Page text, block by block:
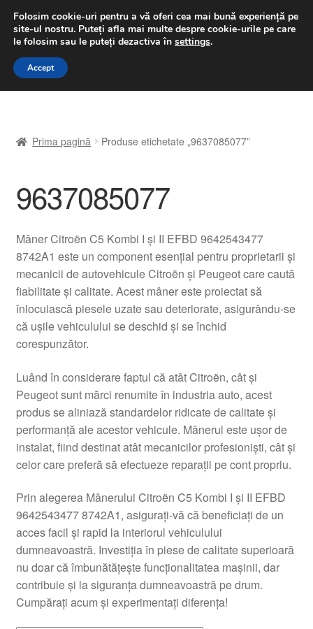
LIVRARE de la 33 lei
luni-vineri 9 a.m. - 4 p.m.031 229 6816
Sari
Sari
A lua legatura
Contul meu
Despre noi
Finalizare comandă
Livrare
Livrare în toată lumea
Plângere
Plățile
Procedura de reclamație
Termeni si conditii
Prima pagină Produse etichetate „9637085077”
9637085077
Mâner Citroën C5 Kombi I și II EFBD 9642543477
8742A1 este un component esențial pentru proprietarii și
mecanicii de autovehicule Citroën și Peugeot care caută
fiabilitate și calitate. Acest mâner este proiectat să
înlocuiască piesele uzate sau deteriorate, asigurându-se
că ușile vehiculului se deschid și se închid
corespunzător.
Luând în considerare faptul că atât Citroën, cât și
Peugeot sunt mărci renumite în industria auto, acest
produs se aliniază standardelor ridicate de calitate și
performanță ale acestor vehicule. Mânerul este ușor de
instalat, fiind destinat atât mecanicilor profesioniști, cât și
celor care preferă să efectueze reparații pe cont propriu.
Prin alegerea Mânerului Citroën C5 Kombi I și II EFBD
9642543477 8742A1, asigurați-vă că beneficiați de un
acces facil și rapid la interiorul vehiculului
dumneavoastră. Investiția în piese de calitate superioară
nu doar că îmbunătățește funcționalitatea mașinii, dar
contribuie și la siguranța dumneavoastră pe drum.
Cumpărați acum și experimentați diferența!
Folosim cookie-uri pentru a vă oferi cea mai bună experiență pe
site-ul nostru. Puteți afla mai multe despre cookie-urile pe care
le folosim sau le puteți dezactiva în settings.
Accept